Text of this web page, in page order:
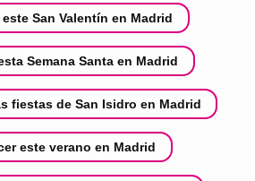
San Valentín en Madrid
Semana Santa en Madrid
fiestas de San Isidro en Madrid
este verano en Madrid